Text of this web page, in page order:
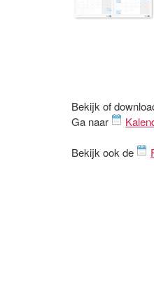
Bekijk of
Ga naar
Bekijk ook de